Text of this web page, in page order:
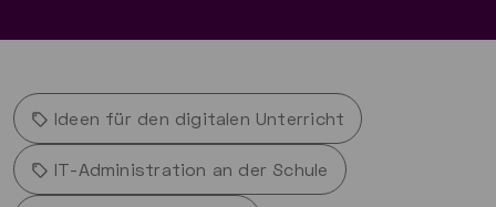
Ideen für den digitalen Unterricht
IT-Administration an der Schule